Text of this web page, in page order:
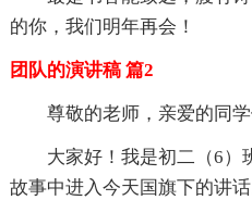
的你，我们明年再会！
团队的演讲稿 篇2
尊敬的老师，亲爱的同学
大家好！我是初二（6）
故事中进入今天国旗下的讲话